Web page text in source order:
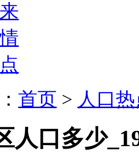
首页 > 人口
人口多少